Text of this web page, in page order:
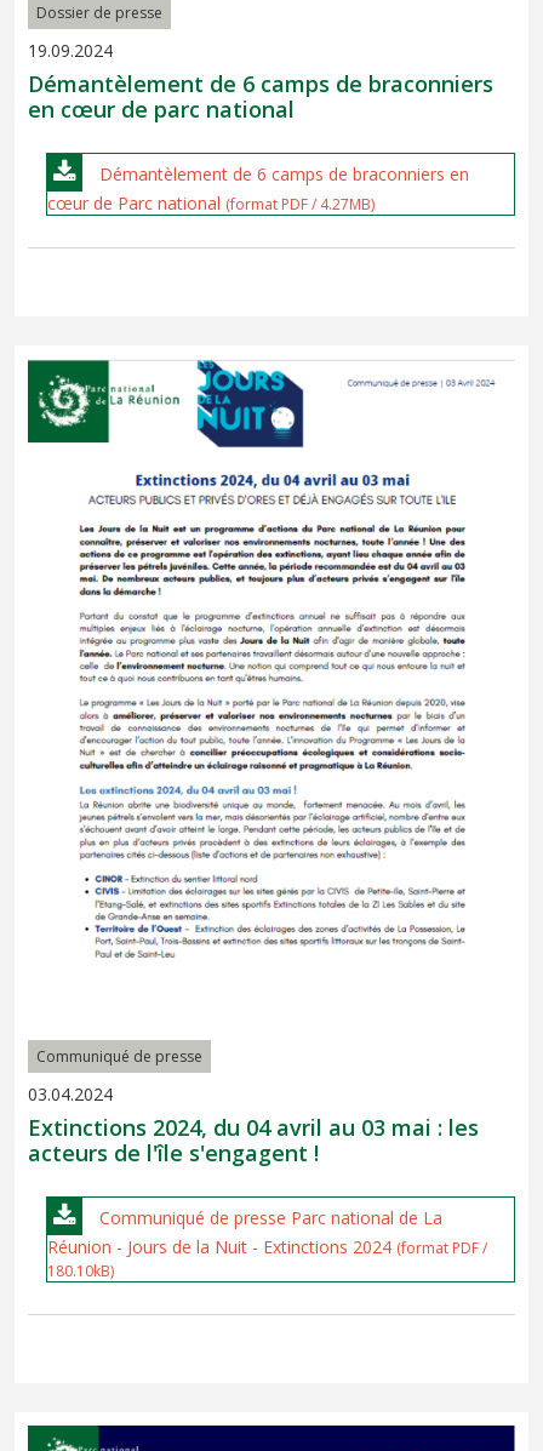
Dossier de presse
19.09.2024
Démantèlement de 6 camps de braconniers
en cœur de parc national
Démantèlement de 6 camps de braconniers en
cœur de Parc national (format PDF / 4.27MB)
Communiqué de presse
03.04.2024
Extinctions 2024, du 04 avril au 03 mai : les
acteurs de l'île s'engagent !
Communiqué de presse Parc national de La
Réunion - Jours de la Nuit - Extinctions 2024 (format PDF /
180.10kB)